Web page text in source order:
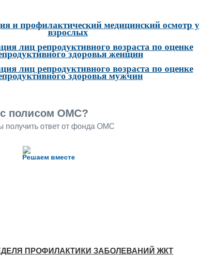
и профилактический медицинский осмотр у
взрослых
лиц репродуктивного возраста по оценке
здоровья женщин
лиц репродуктивного возраста по оценке
здоровья мужчин
Решаем вместе
полисом ОМС?
получить ответ от фонда ОМС
ПРОФИЛАКТИКИ ЗАБОЛЕВАНИЙ ЖКТ